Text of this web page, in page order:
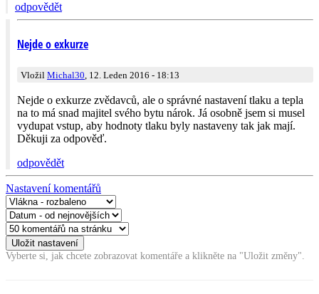
odpovědět
Nejde o exkurze
Vložil Michal30, 12. Leden 2016 - 18:13
Nejde o exkurze zvědavců, ale o správné nastavení tlaku a tepla
na to má snad majitel svého bytu nárok. Já osobně jsem si musel
vydupat vstup, aby hodnoty tlaku byly nastaveny tak jak mají.
Děkuji za odpověď.
odpovědět
Nastavení komentářů
Vyberte si, jak chcete zobrazovat komentáře a klikněte na "Uložit změny".